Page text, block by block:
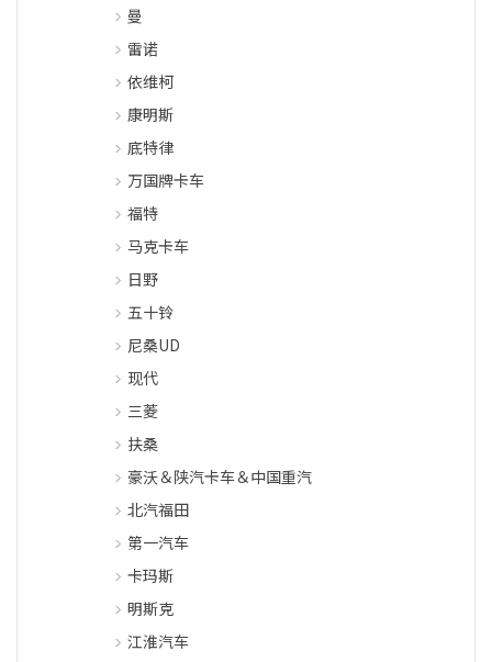
曼
雷诺
依维柯
康明斯
底特律
万国牌卡车
福特
马克卡车
日野
五十铃
尼桑UD
现代
三菱
扶桑
豪沃＆陕汽卡车＆中国重汽
北汽福田
第一汽车
卡玛斯
明斯克
江淮汽车